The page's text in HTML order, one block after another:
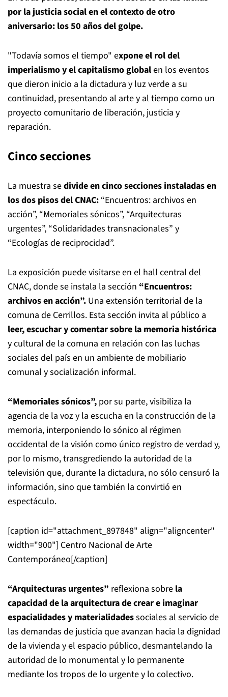
por la justicia social en el contexto de otro
aniversario: los 50 años del golpe.
"Todavía somos el tiempo" expone el rol del
imperialismo y el capitalismo globalen los eventos
que dieron inicio a la dictadura y luz verde a su
continuidad, presentando al arte y al tiempo como un
proyecto comunitario de liberación, justicia y
reparación.
Cinco secciones
La muestra sedivide en cinco secciones instaladas en
los dos pisos del CNAC: “Encuentros: archivos en
acción”, “Memoriales sónicos”, “Arquitecturas
urgentes”, “Solidaridades transnacionales” y
“Ecologías de reciprocidad”.
La exposición puede visitarse en el hall central del
CNAC, donde se instala la sección “Encuentros:
archivos en acción”. Una extensión territorial de la
comuna de Cerrillos. Esta sección invita al público a
leer, escuchar y comentar sobre la memoria histórica
y cultural de la comuna en relación con las luchas
sociales del país en un ambiente de mobiliario
comunal y socialización informal.
“Memoriales sónicos”, por su parte, visibiliza la
agencia de la voz y la escucha en la construcción de la
memoria, interponiendo lo sónico al régimen
occidental de la visión como único registro de verdad y,
por lo mismo, transgrediendo la autoridad de la
televisión que, durante la dictadura, no sólo censuró la
información, sino que también la convirtió en
espectáculo.
[caption id="attachment_897848" align="aligncenter"
width="900"] Centro Nacional de Arte
Contemporáneo[/caption]
“Arquitecturas urgentes” reflexiona sobre la
capacidad de la arquitectura de crear e imaginar
espacialidades y materialidadessociales al servicio de
las demandas de justicia que avanzan hacia la dignidad
de la vivienda y el espacio público, desmantelando la
autoridad de lo monumental y lo permanente
mediante los tropos de lo urgente y lo colectivo.